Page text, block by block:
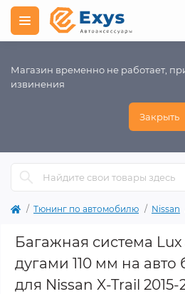
Магазин временно не работает,
извинения
Закрыть
Тюнинг по автомобилю Nissan
Багажная система Lux
дугами 110 мм на авто
для Nissan X-Trail 2015-